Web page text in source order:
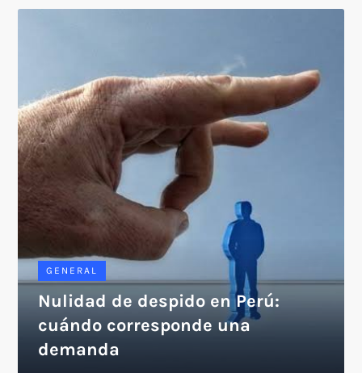
GENERAL
Nulidad de despido en Perú:
cuándo corresponde una
demanda